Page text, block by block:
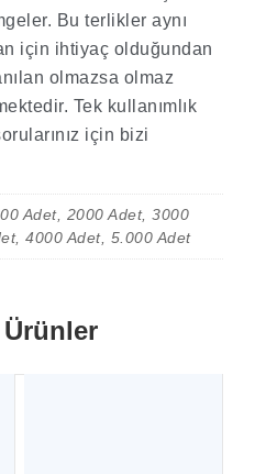
Bu terlikler aynı
için ihtiyaç olduğundan
olmazsa olmaz
Tek kullanımlık
için bizi
Adet, 2000 Adet, 3000
4000 Adet, 5.000 Adet